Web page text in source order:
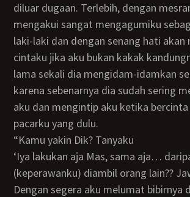
diluar dugaan. Terlebih, dengan
mengakui sangat mengagumiku
laki-laki dan dengan senang hati akan
cintaku jika aku bukan kakak
lama sekali dia mengidam-idamkan
karena sebenarnya dia sudah sering
aku dan mengintip aku ketika
pacarku yang dulu.
“kamu yakin Dik? Tanyaku
‘iya lakukan aja Mas, sama aja… daripada
(keperawanku) diambil orang lain??
Dengan segera aku melumat bibirnya dan menindih